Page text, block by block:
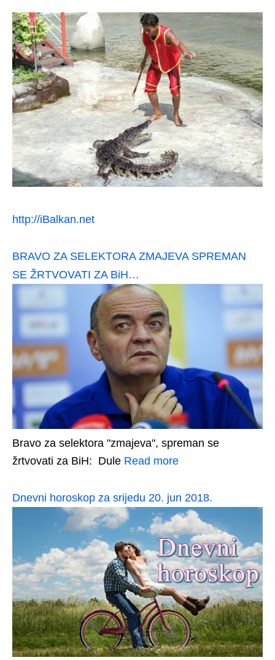
http://iBalkan.net
BRAVO ZA SELEKTORA ZMAJEVA SPREMAN
SE ŽRTVOVATI ZA BiH…
Bravo za selektora "zmajeva", spreman se
žrtvovati za BiH: Dule Read more
Dnevni horoskop za srijedu 20. jun 2018.